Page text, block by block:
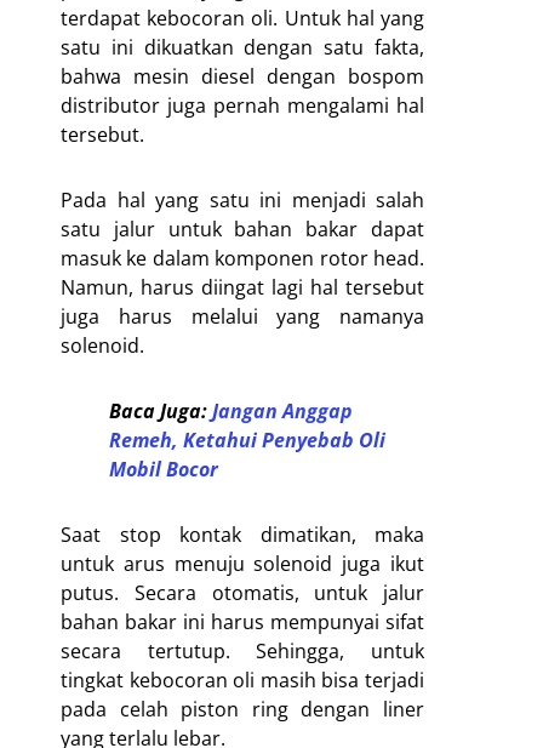
terdapat kebocoran oli. Untuk hal yang
satu ini dikuatkan dengan satu fakta,
bahwa mesin diesel dengan bospom
distributor juga pernah mengalami hal
tersebut.
Pada hal yang satu ini menjadi salah
satu jalur untuk bahan bakar dapat
masuk ke dalam komponen rotor head.
Namun, harus diingat lagi hal tersebut
juga harus melalui yang namanya
solenoid.
Baca Juga:Jangan Anggap
Remeh, Ketahui Penyebab Oli
Mobil Bocor
Saat stop kontak dimatikan, maka
untuk arus menuju solenoid juga ikut
putus. Secara otomatis, untuk jalur
bahan bakar ini harus mempunyai sifat
secara tertutup. Sehingga, untuk
tingkat kebocoran oli masih bisa terjadi
pada celah piston ring dengan liner
yang terlalu lebar.